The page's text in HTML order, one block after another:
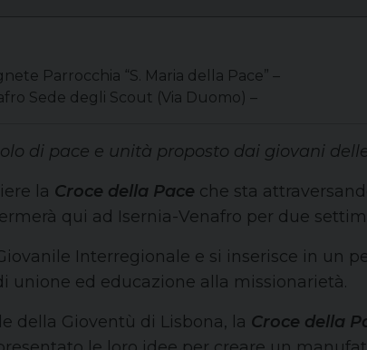
Parrocchia “S. Maria della Pace” –
Sede degli Scout (Via Duomo) –
di pace e unità proposto dai giovani
la Croce della Pace che sta
qui ad Isernia-Venafro per due
Interregionale e si inserisce in un
unione ed educazione alla missionarietà.
della Gioventù di Lisbona, la Croce della